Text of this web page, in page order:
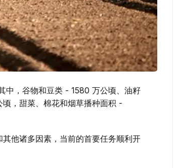
中，谷物和豆类 - 1580 万公顷、油籽
，甜菜、棉花和烟草播种面积 -
他诸多因素，当前的首要任务顺利开